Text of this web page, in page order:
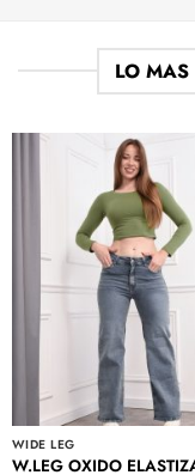
LO MAS
WIDE LEG
W.LEG OXIDO